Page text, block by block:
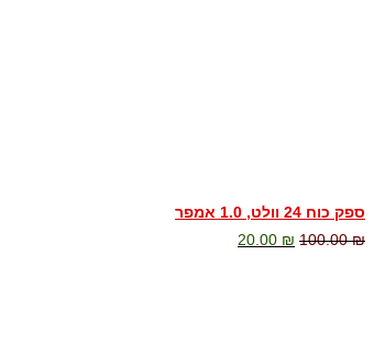
ספק כוח 24 וולט, 1.0 אמפר
100.00₪
20.00 ₪